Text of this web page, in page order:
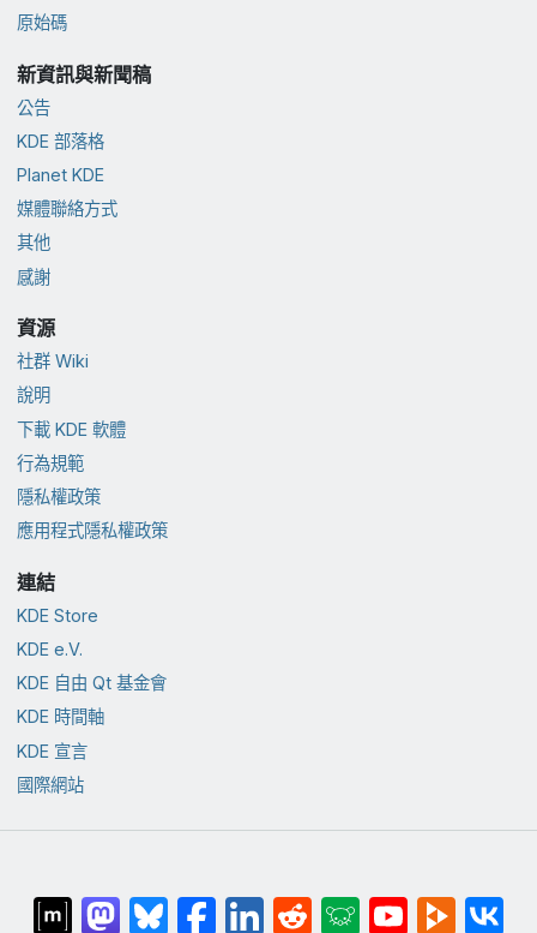
原始碼
新資訊與新聞稿
公告
KDE 部落格
Planet KDE
媒體聯絡方式
其他
感謝
資源
社群 Wiki
說明
下載 KDE 軟體
行為規範
隱私權政策
應用程式隱私權政策
連結
KDE Store
KDE e.V.
KDE 自由 Qt 基金會
KDE 時間軸
KDE 宣言
國際網站